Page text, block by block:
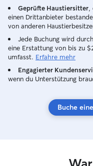
Geprüfte Haustiersitter
einen Drittanbieter
von anderen
Jede Buchung wird
eine Erstattung von bis zu
umfasst. Erfahre mehr
Engagierter
wenn du Unterstützung
Buche